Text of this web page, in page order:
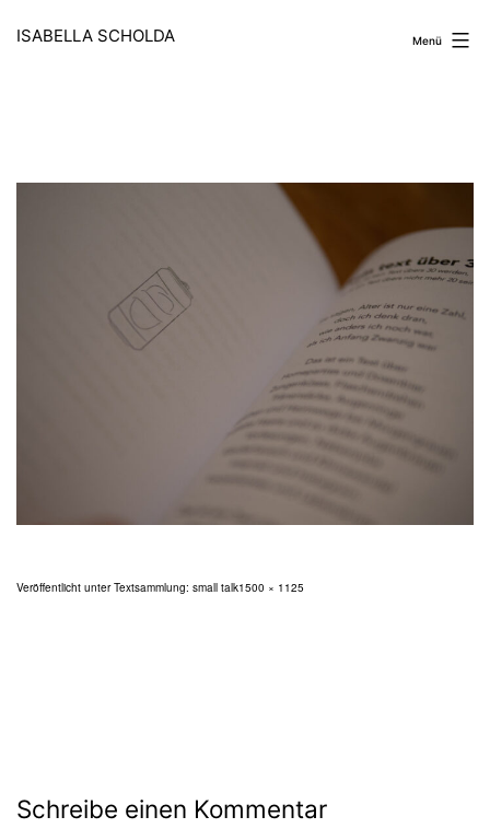
Inhalt
springen
ISABELLA SCHOLDA Menü
Veröffentlicht unterTextsammlung: small talkOriginalgröße
1500 × 1125
Schreibe einen Kommentar